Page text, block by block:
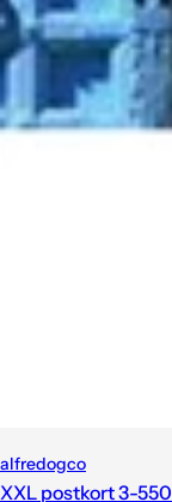
alfredogco
XXL postkort 3-550